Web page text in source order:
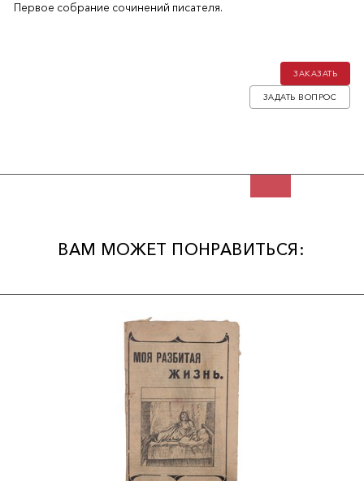
Первое собрание сочинений писателя.
ЗАДАТЬ ВОПРОС
ЗАКАЗАТЬ
ВАМ МОЖЕТ ПОНРАВИТЬСЯ: